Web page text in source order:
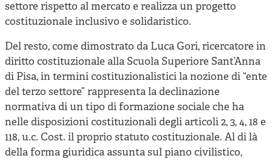
settore rispetto al mercato e realizza un progetto
costituzionale inclusivo e solidaristico.
Del resto, come dimostrato da Luca Gori, ricercatore in
diritto costituzionale alla Scuola Superiore Sant’Anna
di Pisa, in termini costituzionalistici la nozione di “ente
del terzo settore” rappresenta la declinazione
normativa di un tipo di formazione sociale che ha
nelle disposizioni costituzionali degli articoli 2, 3, 4, 18 e
118, u.c. Cost. il proprio statuto costituzionale. Al di là
della forma giuridica assunta sul piano civilistico,